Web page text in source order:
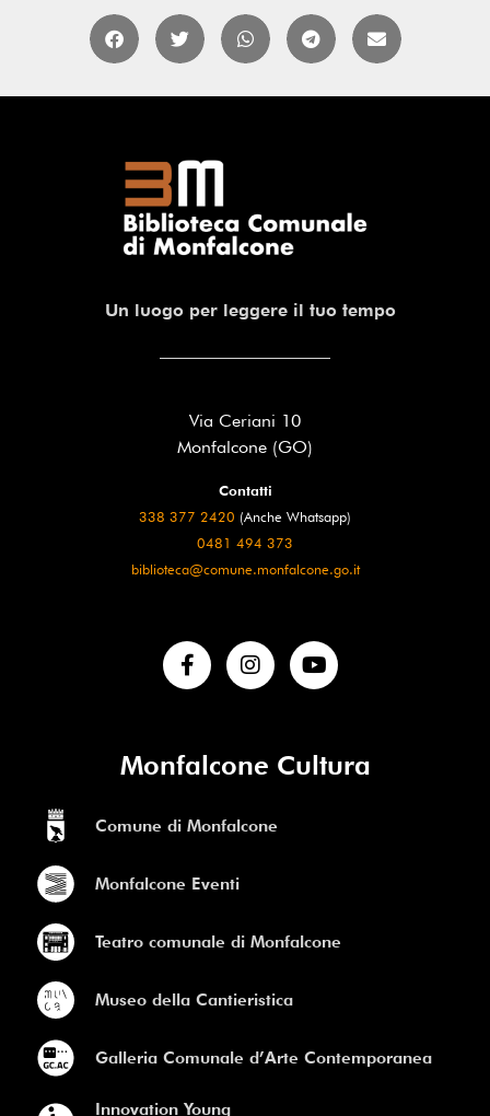
Un luogo per leggere il tuo tempo
Via Ceriani 10
Monfalcone (GO)
Contatti
338 377 2420 (Anche Whatsapp)
0481 494 373
biblioteca@comune.monfalcone.go.it
Monfalcone Cultura
Comune di Monfalcone
Monfalcone Eventi
Teatro comunale di Monfalcone
Museo della Cantieristica
Galleria Comunale d’Arte Contemporanea
Innovation Young